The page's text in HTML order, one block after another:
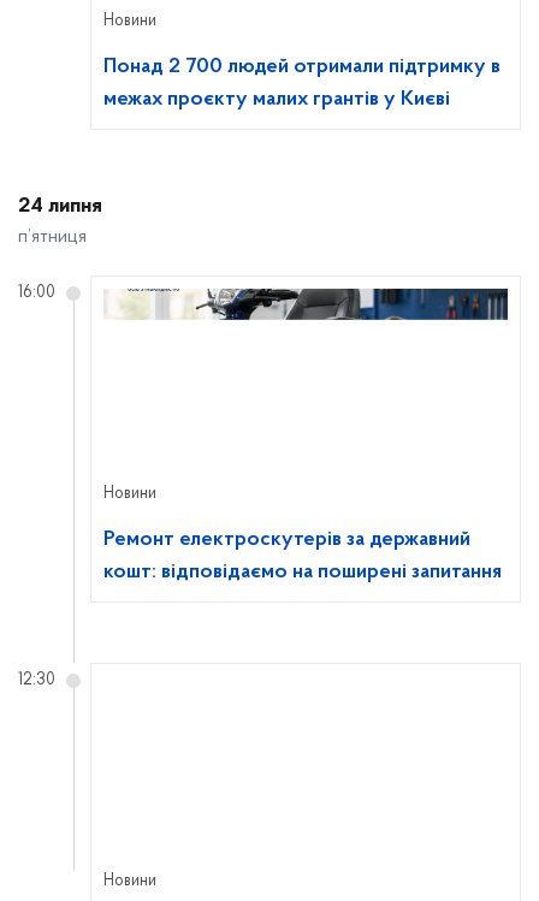
Новини
Понад 2 700 людей отримали підтримку в
межах проєкту малих грантів у Києві
24 липня
п’ятниця
Новини
Ремонт електроскутерів за державний
кошт: відповідаємо на поширені запитання
16:00
Новини
12:30